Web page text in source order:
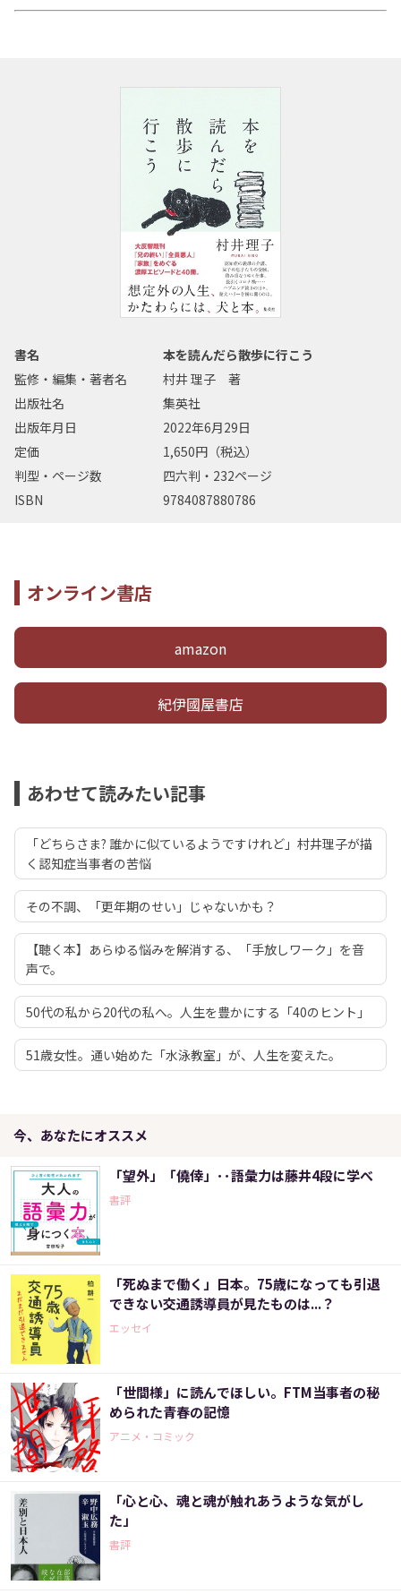
書名
本を読んだら散歩に行こう
監修・編集・著者名
村井 理子 著
出版社名
集英社
出版年月日
2022年6月29日
定価
1,650円（税込）
判型・ページ数
四六判・232ページ
ISBN
9784087880786
オンライン書店
amazon
紀伊國屋書店
あわせて読みたい記事
「どちらさま? 誰かに似ているようですけれど」村井理子が描
く認知症当事者の苦悩
その不調、「更年期のせい」じゃないかも？
【聴く本】あらゆる悩みを解消する、「手放しワーク」を音
声で。
50代の私から20代の私へ。人生を豊かにする「40のヒント」
51歳女性。通い始めた「水泳教室」が、人生を変えた。
今、あなたにオススメ
「望外」「僥倖」･･語彙力は藤井4段に学べ
書評
「死ぬまで働く」日本。75歳になっても引退
できない交通誘導員が見たものは...？
エッセイ
「世間様」に読んでほしい。FTM当事者の秘
められた青春の記憶
アニメ・コミック
「心と心、魂と魂が触れあうような気がし
た」
書評